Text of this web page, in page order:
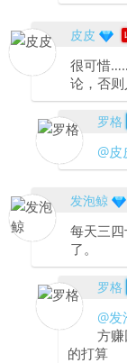
皮皮
很可惜
论，否则
罗格
@皮
发泡鲸
每天三
了。
罗格
@
方
的打算